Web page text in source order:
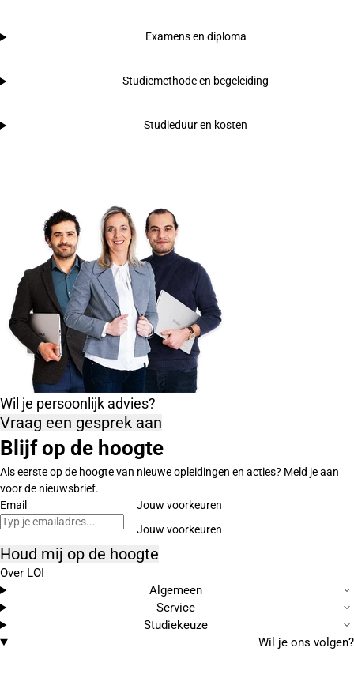
Examens en diploma
Studiemethode en begeleiding
Studieduur en kosten
Wil je persoonlijk advies?
Vraag een gesprek aan
Blijf op de hoogte
Als eerste op de hoogte van nieuwe opleidingen en acties? Meld je aan
voor de nieuwsbrief.
Email
Jouw voorkeuren
Houd mij op de hoogte
Over LOI
Algemeen
Service
Studiekeuze
Wil je ons volgen?